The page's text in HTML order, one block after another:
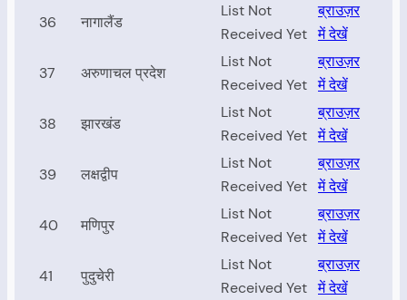
36 नागालैंड
List Not
Received Yet
ब्राउज़र
में देखें
37 अरुणाचल प्रदेश
List Not
Received Yet
ब्राउज़र
में देखें
38 झारखंड
List Not
Received Yet
ब्राउज़र
में देखें
39 लक्षद्वीप
List Not
Received Yet
ब्राउज़र
में देखें
40 मणिपुर
List Not
Received Yet
ब्राउज़र
में देखें
41 पुदुचेरी
List Not
Received Yet
ब्राउज़र
में देखें